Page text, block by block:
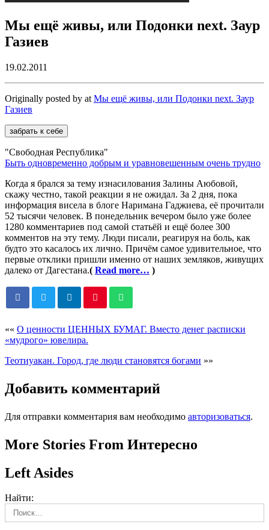
Мы ещё живы, или Подонки next. Заур
Газиев
19.02.2011
Originally posted by at Мы ещё живы, или Подонки next. Заур
Газиев
"Свободная Республика"
Быть одновременно добрым и уравновешенным очень трудно
Когда я брался за тему изнасилования Залины Аюбовой,
скажу честно, такой реакции я не ожидал. За 2 дня, пока
информация висела в блоге Наримана Гаджиева, её прочитали
52 тысячи человек. В понедельник вечером было уже более
1280 комментариев под самой статьёй и ещё более 300
комментов на эту тему. Люди писали, реагируя на боль, как
будто это касалось их лично. Причём самое удивительное, что
первые отклики пришли именно от наших земляков, живущих
далеко от Дагестана.( Read more… )
«« О ценности ЦЕННЫХ БУМАГ. Вместо денег расписки
«мудрого» ювелира.
Теотиуакан. Город, где люди становятся богами »»
Добавить комментарий
Для отправки комментария вам необходимо авторизоваться.
More Stories From Интересно
Left Asides
Найти: